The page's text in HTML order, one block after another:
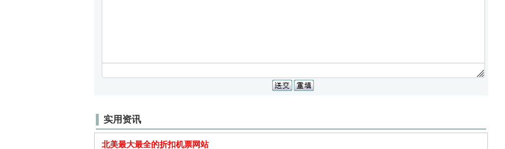
实用资讯
北美最大最全的折扣机票网站